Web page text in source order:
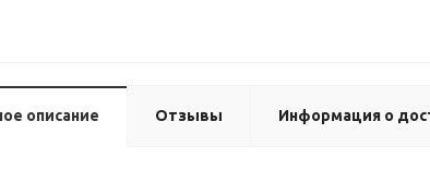
описание Отзывы Информация о